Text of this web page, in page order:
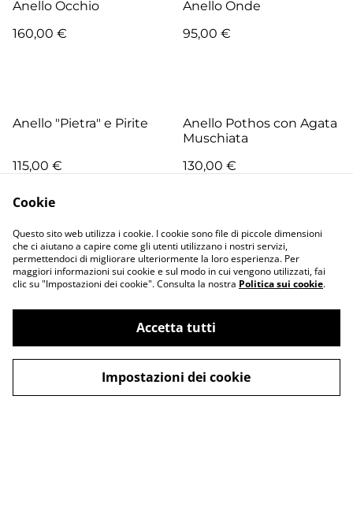
Anello Occhio
160,00 €
Anello Onde
95,00 €
Anello "Pietra" e Pirite
115,00 €
Anello Pothos con Agata
Muschiata
130,00 €
1 2 3
Cookie
Questo sito web utilizza i cookie. I cookie sono file di piccole dimensioni
che ci aiutano a capire come gli utenti utilizzano i nostri servizi,
permettendoci di migliorare ulteriormente la loro esperienza. Per
maggiori informazioni sui cookie e sul modo in cui vengono utilizzati, fai
clic su "Impostazioni dei cookie". Consulta la nostra Politica sui cookie.
Accetta tutti
Impostazioni dei cookie